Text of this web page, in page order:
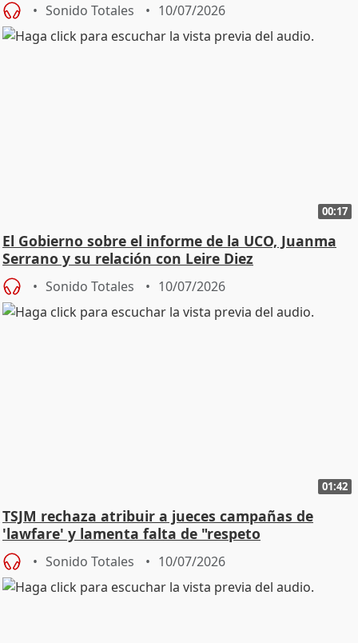
Sonido Totales 10/07/2026
00:17
El Gobierno sobre el informe de la UCO, Juanma
Serrano y su relación con Leire Diez
Sonido Totales 10/07/2026
01:42
TSJM rechaza atribuir a jueces campañas de
'lawfare' y lamenta falta de "respeto
institucional"
Sonido Totales 10/07/2026